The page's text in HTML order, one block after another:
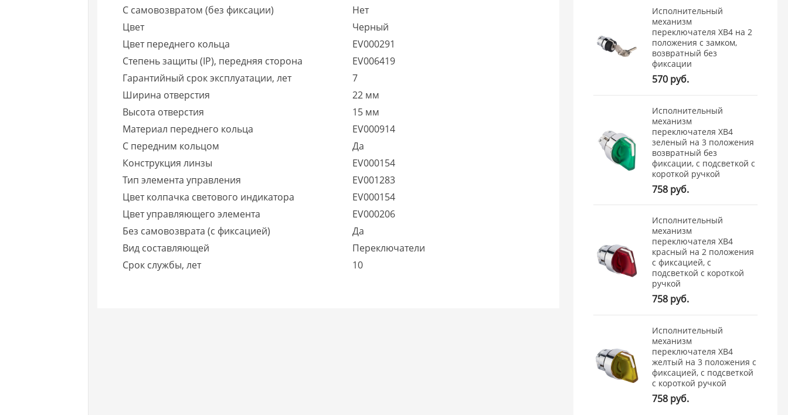
С самовозвратом (без фиксации)
Нет
Цвет
Черный
Цвет переднего кольца
EV000291
Степень защиты (IP), передняя сторона
EV006419
Гарантийный срок эксплуатации, лет
7
Ширина отверстия
22 мм
Высота отверстия
15 мм
Материал переднего кольца
EV000914
С передним кольцом
Да
Конструкция линзы
EV000154
Тип элемента управления
EV001283
Цвет колпачка светового индикатора
EV000154
Цвет управляющего элемента
EV000206
Без самовозврата (с фиксацией)
Да
Вид составляющей
Переключатели
Срок службы, лет
10
Исполнительный
механизм
переключателя ХB4 на 2
положения с замком,
возвратный без
фиксации
570 руб.
Исполнительный
механизм
переключателя ХB4
зеленый на 3 положения
возвратный без
фиксации, с подсветкой с
короткой ручкой
758 руб.
Исполнительный
механизм
переключателя ХB4
красный на 2 положения
с фиксацией, с
подсветкой с короткой
ручкой
758 руб.
Исполнительный
механизм
переключателя ХB4
желтый на 3 положения с
фиксацией, с подсветкой
с короткой ручкой
758 руб.